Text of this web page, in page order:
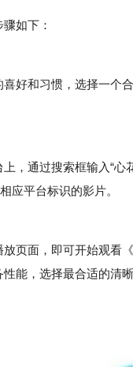
如下：
和习惯，选择一个合
通过搜索框输入“心
应平台标识的影片。
面，即可开始观看《
能，选择最合适的清晰